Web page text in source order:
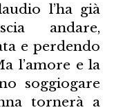
l’ha già
andare,
e perdendo
l’amore e la
soggiogare
tornerà a